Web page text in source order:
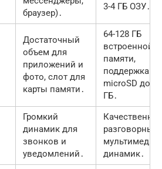
браузер)․
3-4 ГБ ОЗУ․
Достаточный
объем для
приложений и
фото, слот для
карты памяти․
64-128 ГБ
встроенной
памяти,
поддержка
microSD до
ГБ․
Громкий
динамик для
звонков и
уведомлений․
разговорный
динамик․